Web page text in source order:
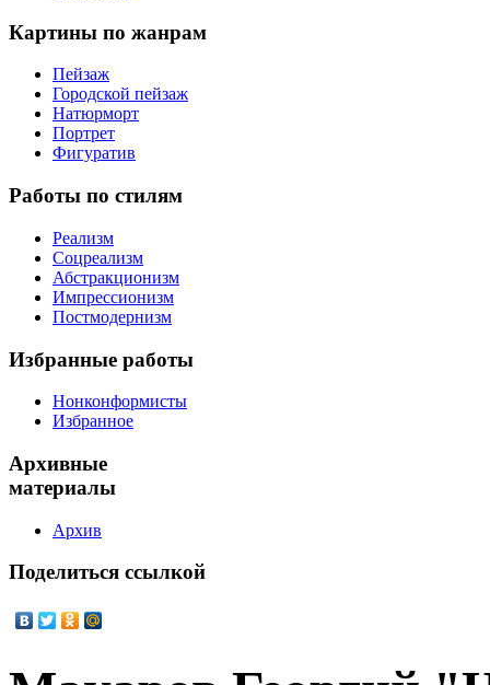
Картины по жанрам
Пейзаж
Городской пейзаж
Натюрморт
Портрет
Фигуратив
Работы по стилям
Реализм
Соцреализм
Абстракционизм
Импрессионизм
Постмодернизм
Избранные работы
Нонконформисты
Избранное
Архивные
материалы
Архив
Поделиться ссылкой